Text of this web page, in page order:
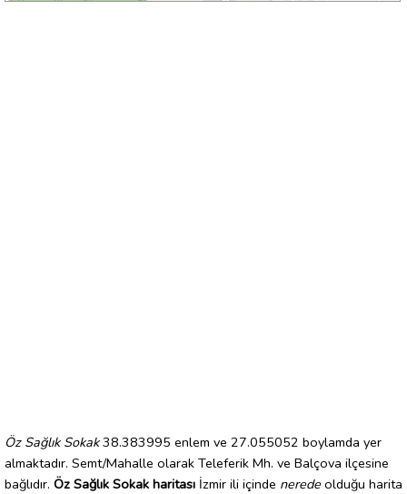
Öz Sağlık Sokak38.383995 enlem ve 27.055052 boylamda yer
almaktadır. Semt/Mahalle olarak Teleferik Mh. ve Balçova ilçesine
bağlıdır. Öz Sağlık Sokak haritası İzmir ili içinde nerede olduğu harita